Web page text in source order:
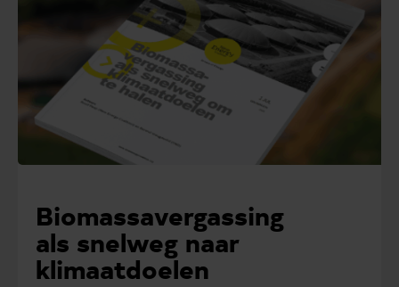
Biomassavergassing
als snelweg naar
klimaatdoelen